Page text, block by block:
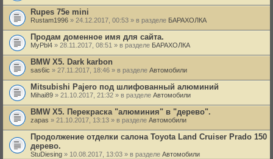
Rupes 75e mini
Rustam1996 » 24.12.2017, 00:53 » в разделе БАРАХОЛКА
Продам доменное имя для сайта.
MyPbl4 » 28.11.2017, 08:51 » в разделе БАРАХОЛКА
BMW X5. Dark karbon
sas6ic » 27.11.2017, 18:46 » в разделе Автомобили
Mitsubishi Pajero под шлифованный алюминий
Mihai89 » 21.10.2017, 21:32 » в разделе Автомобили
BMW X5. Перекраска "алюминия" в "дерево".
zapas » 21.10.2017, 13:13 » в разделе Автомобили
Продолжение отделки салона Toyota Land Cruiser Prado 150
дерево.
StuDiesing » 10.08.2017, 13:03 » в разделе Автомобили